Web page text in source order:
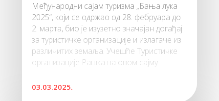
Међународни сајам туризма „Бања лука
2025“, који се одржао од 28. фебруара до
2. марта, био је изузетно значајан догађај
за туристичке организације и излагаче из
различитих земаља. Учешће Туристичке
организације Рашка на овом сајму
03.03.2025.